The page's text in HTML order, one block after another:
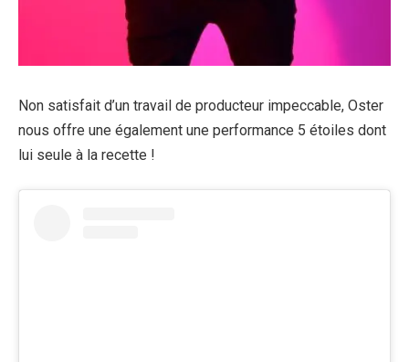
Non satisfait d’un travail de producteur impeccable, Oster
nous offre une également une performance 5 étoiles dont
lui seule à la recette !